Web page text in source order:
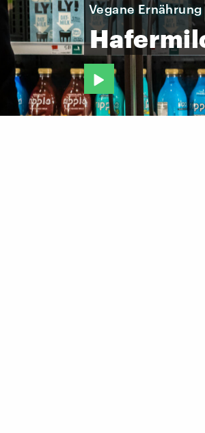
Vegane Ernährung